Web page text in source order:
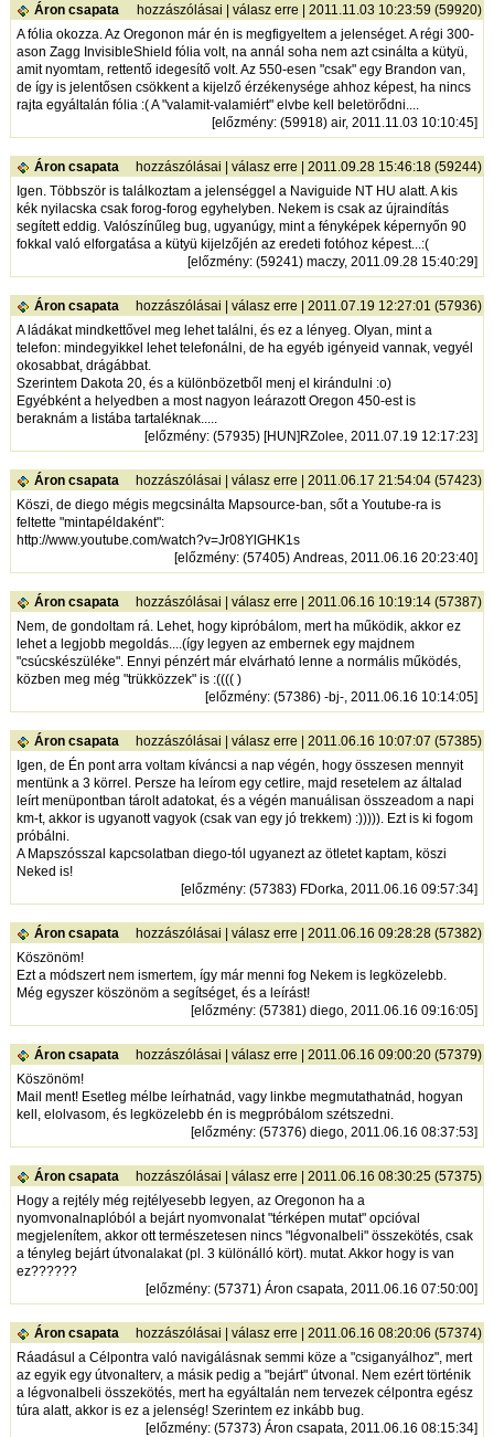
Áron csapata hozzászólásai |válasz erre | 2011.11.03 10:23:59 (59920)
A fólia okozza. Az Oregonon már én is megfigyeltem a jelenséget. A régi 300-
ason Zagg InvisibleShield fólia volt, na annál soha nem azt csinálta a kütyü,
amit nyomtam, rettentő idegesítő volt. Az 550-esen "csak" egy Brandon van,
de így is jelentősen csökkent a kijelző érzékenysége ahhoz képest, ha nincs
rajta egyáltalán fólia :( A "valamit-valamiért" elvbe kell beletörődni....
[előzmény: (59918) air, 2011.11.03 10:10:45]
Áron csapata hozzászólásai |válasz erre | 2011.09.28 15:46:18 (59244)
Igen. Többször is találkoztam a jelenséggel a Naviguide NT HU alatt. A kis
kék nyilacska csak forog-forog egyhelyben. Nekem is csak az újraindítás
segített eddig. Valószínűleg bug, ugyanúgy, mint a fényképek képernyőn 90
fokkal való elforgatása a kütyü kijelzőjén az eredeti fotóhoz képest...:(
[előzmény: (59241) maczy, 2011.09.28 15:40:29]
Áron csapata hozzászólásai |válasz erre | 2011.07.19 12:27:01 (57936)
A ládákat mindkettővel meg lehet találni, és ez a lényeg. Olyan, mint a
telefon: mindegyikkel lehet telefonálni, de ha egyéb igényeid vannak, vegyél
okosabbat, drágábbat.
Szerintem Dakota 20, és a különbözetből menj el kirándulni :o)
Egyébként a helyedben a most nagyon leárazott Oregon 450-est is
beraknám a listába tartaléknak.....
[előzmény: (57935) [HUN]RZolee, 2011.07.19 12:17:23]
Áron csapata hozzászólásai |válasz erre | 2011.06.17 21:54:04 (57423)
Köszi, de diego mégis megcsinálta Mapsource-ban, sőt a Youtube-ra is
feltette "mintapéldaként":
http://www.youtube.com/watch?v=Jr08YlGHK1s
[előzmény: (57405) Andreas, 2011.06.16 20:23:40]
Áron csapata hozzászólásai |válasz erre | 2011.06.16 10:19:14 (57387)
Nem, de gondoltam rá. Lehet, hogy kipróbálom, mert ha működik, akkor ez
lehet a legjobb megoldás....(így legyen az embernek egy majdnem
"csúcskészüléke". Ennyi pénzért már elvárható lenne a normális működés,
közben meg még "trükközzek" is :(((( )
[előzmény: (57386) -bj-, 2011.06.16 10:14:05]
Áron csapata hozzászólásai |válasz erre | 2011.06.16 10:07:07 (57385)
Igen, de Én pont arra voltam kíváncsi a nap végén, hogy összesen mennyit
mentünk a 3 körrel. Persze ha leírom egy cetlire, majd resetelem az általad
leírt menüpontban tárolt adatokat, és a végén manuálisan összeadom a napi
km-t, akkor is ugyanott vagyok (csak van egy jó trekkem) :))))). Ezt is ki fogom
próbálni.
A Mapszósszal kapcsolatban diego-tól ugyanezt az ötletet kaptam, köszi
Neked is!
[előzmény: (57383) FDorka, 2011.06.16 09:57:34]
Áron csapata hozzászólásai |válasz erre | 2011.06.16 09:28:28 (57382)
Köszönöm!
Ezt a módszert nem ismertem, így már menni fog Nekem is legközelebb.
Még egyszer köszönöm a segítséget, és a leírást!
[előzmény: (57381) diego, 2011.06.16 09:16:05]
Áron csapata hozzászólásai |válasz erre | 2011.06.16 09:00:20 (57379)
Köszönöm!
Mail ment! Esetleg mélbe leírhatnád, vagy linkbe megmutathatnád, hogyan
kell, elolvasom, és legközelebb én is megpróbálom szétszedni.
[előzmény: (57376) diego, 2011.06.16 08:37:53]
Áron csapata hozzászólásai |válasz erre | 2011.06.16 08:30:25 (57375)
Hogy a rejtély még rejtélyesebb legyen, az Oregonon ha a
nyomvonalnaplóból a bejárt nyomvonalat "térképen mutat" opcióval
megjelenítem, akkor ott természetesen nincs "légvonalbeli" összekötés, csak
a tényleg bejárt útvonalakat (pl. 3 különálló kört). mutat. Akkor hogy is van
ez??????
[előzmény: (57371) Áron csapata, 2011.06.16 07:50:00]
Áron csapata hozzászólásai |válasz erre | 2011.06.16 08:20:06 (57374)
Ráadásul a Célpontra való navigálásnak semmi köze a "csiganyálhoz", mert
az egyik egy útvonalterv, a másik pedig a "bejárt" útvonal. Nem ezért történik
a légvonalbeli összekötés, mert ha egyáltalán nem tervezek célpontra egész
túra alatt, akkor is ez a jelenség! Szerintem ez inkább bug.
[előzmény: (57373) Áron csapata, 2011.06.16 08:15:34]